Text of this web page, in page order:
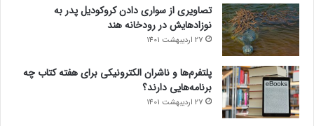
تصاویری از سواری دادن کروکودیل پدر به
نوزادهایش در رودخانه هند
27 اردیبهشت 1401
پلتفرم‌ها و ناشران الکترونیکی برای هفته کتاب چه
برنامه‌هایی دارند؟
27 اردیبهشت 1401